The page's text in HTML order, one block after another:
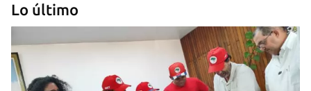
Lo último